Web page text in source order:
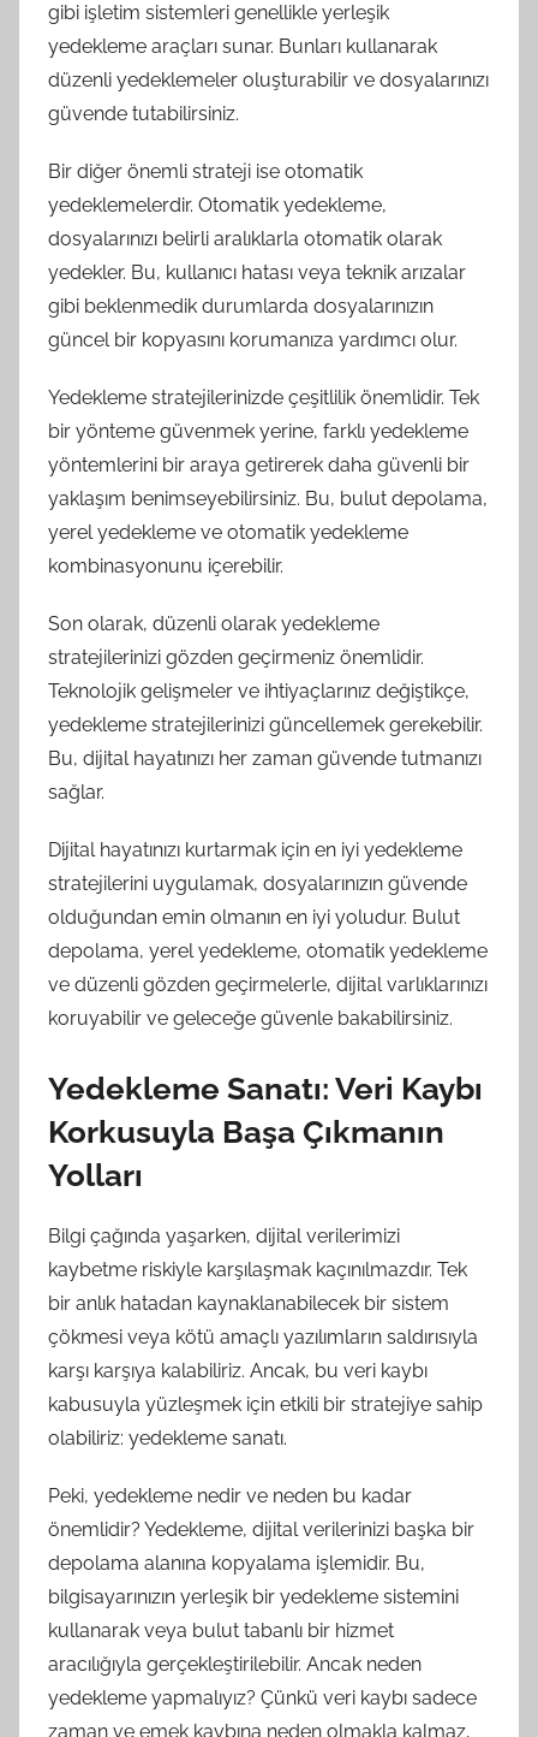
gibi işletim sistemleri genellikle yerleşik
yedekleme araçları sunar. Bunları kullanarak
düzenli yedeklemeler oluşturabilir ve dosyalarınızı
güvende tutabilirsiniz.
Bir diğer önemli strateji ise otomatik
yedeklemelerdir. Otomatik yedekleme,
dosyalarınızı belirli aralıklarla otomatik olarak
yedekler. Bu, kullanıcı hatası veya teknik arızalar
gibi beklenmedik durumlarda dosyalarınızın
güncel bir kopyasını korumanıza yardımcı olur.
Yedekleme stratejilerinizde çeşitlilik önemlidir. Tek
bir yönteme güvenmek yerine, farklı yedekleme
yöntemlerini bir araya getirerek daha güvenli bir
yaklaşım benimseyebilirsiniz. Bu, bulut depolama,
yerel yedekleme ve otomatik yedekleme
kombinasyonunu içerebilir.
Son olarak, düzenli olarak yedekleme
stratejilerinizi gözden geçirmeniz önemlidir.
Teknolojik gelişmeler ve ihtiyaçlarınız değiştikçe,
yedekleme stratejilerinizi güncellemek gerekebilir.
Bu, dijital hayatınızı her zaman güvende tutmanızı
sağlar.
Dijital hayatınızı kurtarmak için en iyi yedekleme
stratejilerini uygulamak, dosyalarınızın güvende
olduğundan emin olmanın en iyi yoludur. Bulut
depolama, yerel yedekleme, otomatik yedekleme
ve düzenli gözden geçirmelerle, dijital varlıklarınızı
koruyabilir ve geleceğe güvenle bakabilirsiniz.
Yedekleme Sanatı: Veri Kaybı
Korkusuyla Başa Çıkmanın
Yolları
Bilgi çağında yaşarken, dijital verilerimizi
kaybetme riskiyle karşılaşmak kaçınılmazdır. Tek
bir anlık hatadan kaynaklanabilecek bir sistem
çökmesi veya kötü amaçlı yazılımların saldırısıyla
karşı karşıya kalabiliriz. Ancak, bu veri kaybı
kabusuyla yüzleşmek için etkili bir stratejiye sahip
olabiliriz: yedekleme sanatı.
Peki, yedekleme nedir ve neden bu kadar
önemlidir? Yedekleme, dijital verilerinizi başka bir
depolama alanına kopyalama işlemidir. Bu,
bilgisayarınızın yerleşik bir yedekleme sistemini
kullanarak veya bulut tabanlı bir hizmet
aracılığıyla gerçekleştirilebilir. Ancak neden
yedekleme yapmalıyız? Çünkü veri kaybı sadece
zaman ve emek kaybına neden olmakla kalmaz,